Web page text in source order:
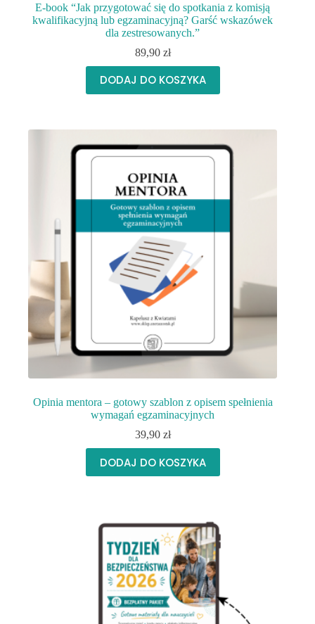
E-book “Jak przygotować się do spotkania z komisją
kwalifikacyjną lub egzaminacyjną? Garść wskazówek
dla zestresowanych.”
89,90 zł
DODAJ DO KOSZYKA
Opinia mentora – gotowy szablon z opisem spełnienia
wymagań egzaminacyjnych
39,90 zł
DODAJ DO KOSZYKA